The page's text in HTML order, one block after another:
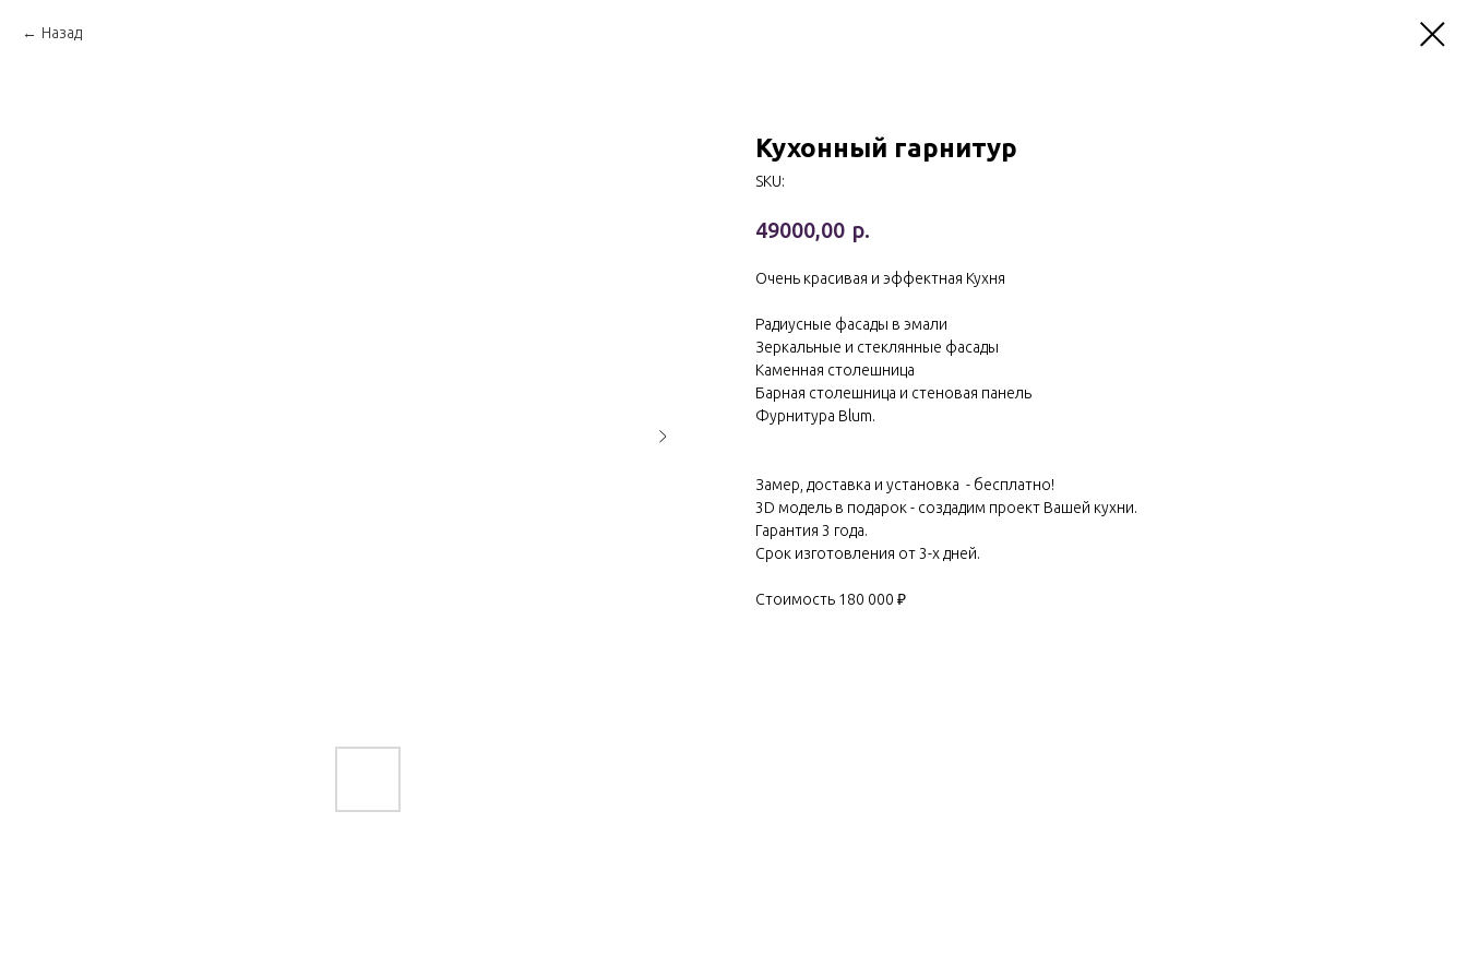
Назад
Кухонный гарнитур
SKU:
49000,00 р.
Очень красивая и эффектная Кухня
Радиусные фасады в эмали
Зеркальные и стеклянные фасады
Каменная столешница
Барная столешница и стеновая панель
Фурнитура Blum.
Замер, доставка и установка - бесплатно!
3D модель в подарок - создадим проект Вашей кухни.
Гарантия 3 года.
Срок изготовления от 3-х дней.
Стоимость 180 000 ₽